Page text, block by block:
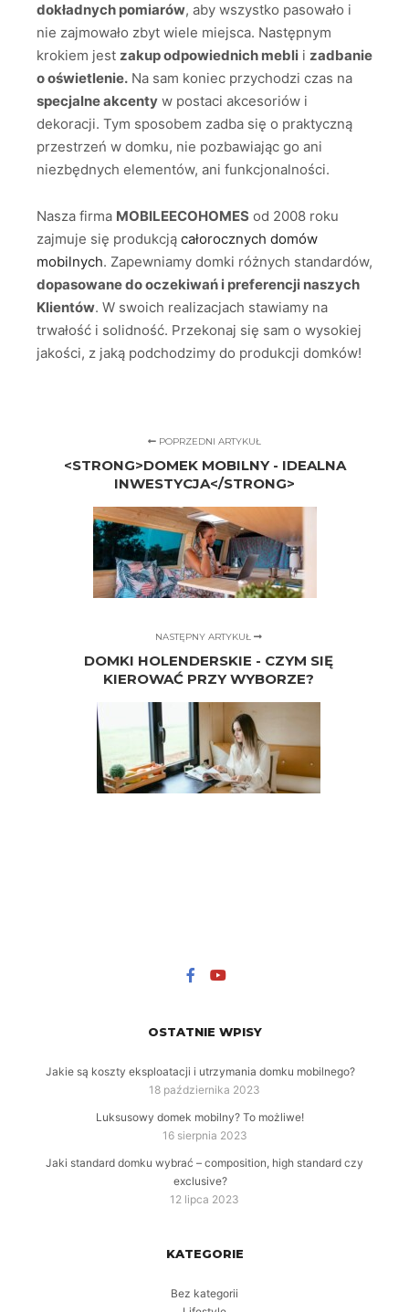
dokładnych pomiarów, aby wszystko pasowało i
nie zajmowało zbyt wiele miejsca. Następnym
krokiem jest zakup odpowiednich mebli i zadbanie
o oświetlenie. Na sam koniec przychodzi czas na
specjalne akcenty w postaci akcesoriów i
dekoracji. Tym sposobem zadba się o praktyczną
przestrzeń w domku, nie pozbawiając go ani
niezbędnych elementów, ani funkcjonalności.
Nasza firma MOBILEECOHOMES od 2008 roku
zajmuje się produkcją całorocznych domów
mobilnych. Zapewniamy domki różnych standardów,
dopasowane do oczekiwań i preferencji naszych
Klientów. W swoich realizacjach stawiamy na
trwałość i solidność. Przekonaj się sam o wysokiej
jakości, z jaką podchodzimy do produkcji domków!
POPRZEDNI ARTYKUŁ
<STRONG>DOMEK MOBILNY - IDEALNA
INWESTYCJA</STRONG>
NASTĘPNY ARTYKUŁ
DOMKI HOLENDERSKIE - CZYM SIĘ
KIEROWAĆ PRZY WYBORZE?
OSTATNIE WPISY
Jakie są koszty eksploatacji i utrzymania domku mobilnego?
18 października 2023
Luksusowy domek mobilny? To możliwe!
16 sierpnia 2023
Jaki standard domku wybrać – composition, high standard czy
exclusive?
12 lipca 2023
KATEGORIE
Bez kategorii